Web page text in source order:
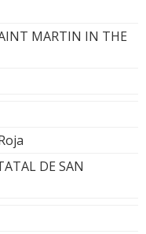
MARTIN IN THE
DE SAN